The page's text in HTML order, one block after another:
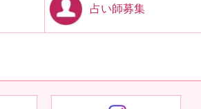
占い師募集